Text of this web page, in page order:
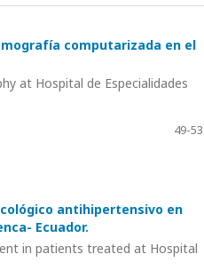
computarizada en el
at Hospital de Especialidades
49-53
antihipertensivo en
Ecuador.
in patients treated at Hospital